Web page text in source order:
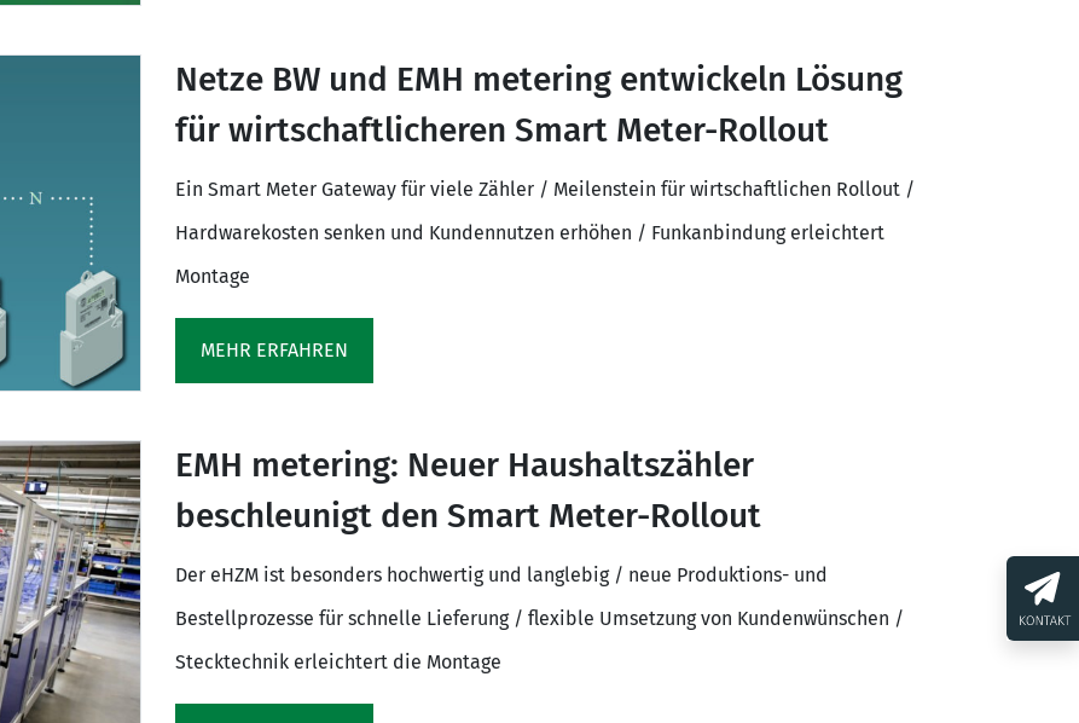
Netze BW und EMH metering entwickeln Lösung
für wirtschaftlicheren Smart Meter-Rollout
Ein Smart Meter Gateway für viele Zähler / Meilenstein für wirtschaftlichen Rollout /
Hardwarekosten senken und Kundennutzen erhöhen / Funkanbindung erleichtert
Montage
MEHR ERFAHREN
EMH metering: Neuer Haushaltszähler
beschleunigt den Smart Meter-Rollout
Der eHZM ist besonders hochwertig und langlebig / neue Produktions- und
Bestellprozesse für schnelle Lieferung / flexible Umsetzung von Kundenwünschen /
Stecktechnik erleichtert die Montage